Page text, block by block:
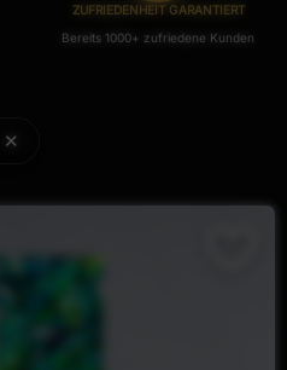
ZUFRIEDENHEIT GARANTIERT
Bereits 1000+ zufriedene Kunden